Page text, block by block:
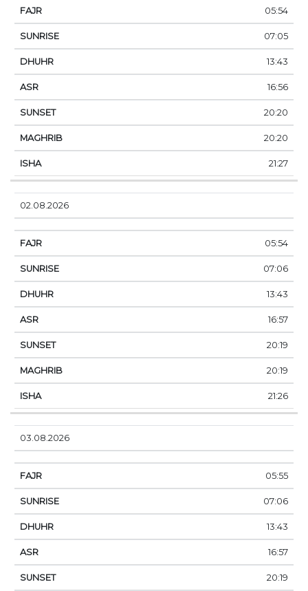
05:54
07:05
13:43
16:56
20:20
20:20
21:27
02.08.2026
05:54
07:06
13:43
16:57
20:19
20:19
21:26
03.08.2026
05:55
07:06
13:43
16:57
20:19